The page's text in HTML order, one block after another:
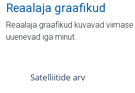
Reaalaja graafikud
Reaalaja graafikud kuvavad
uuenevad iga minut.